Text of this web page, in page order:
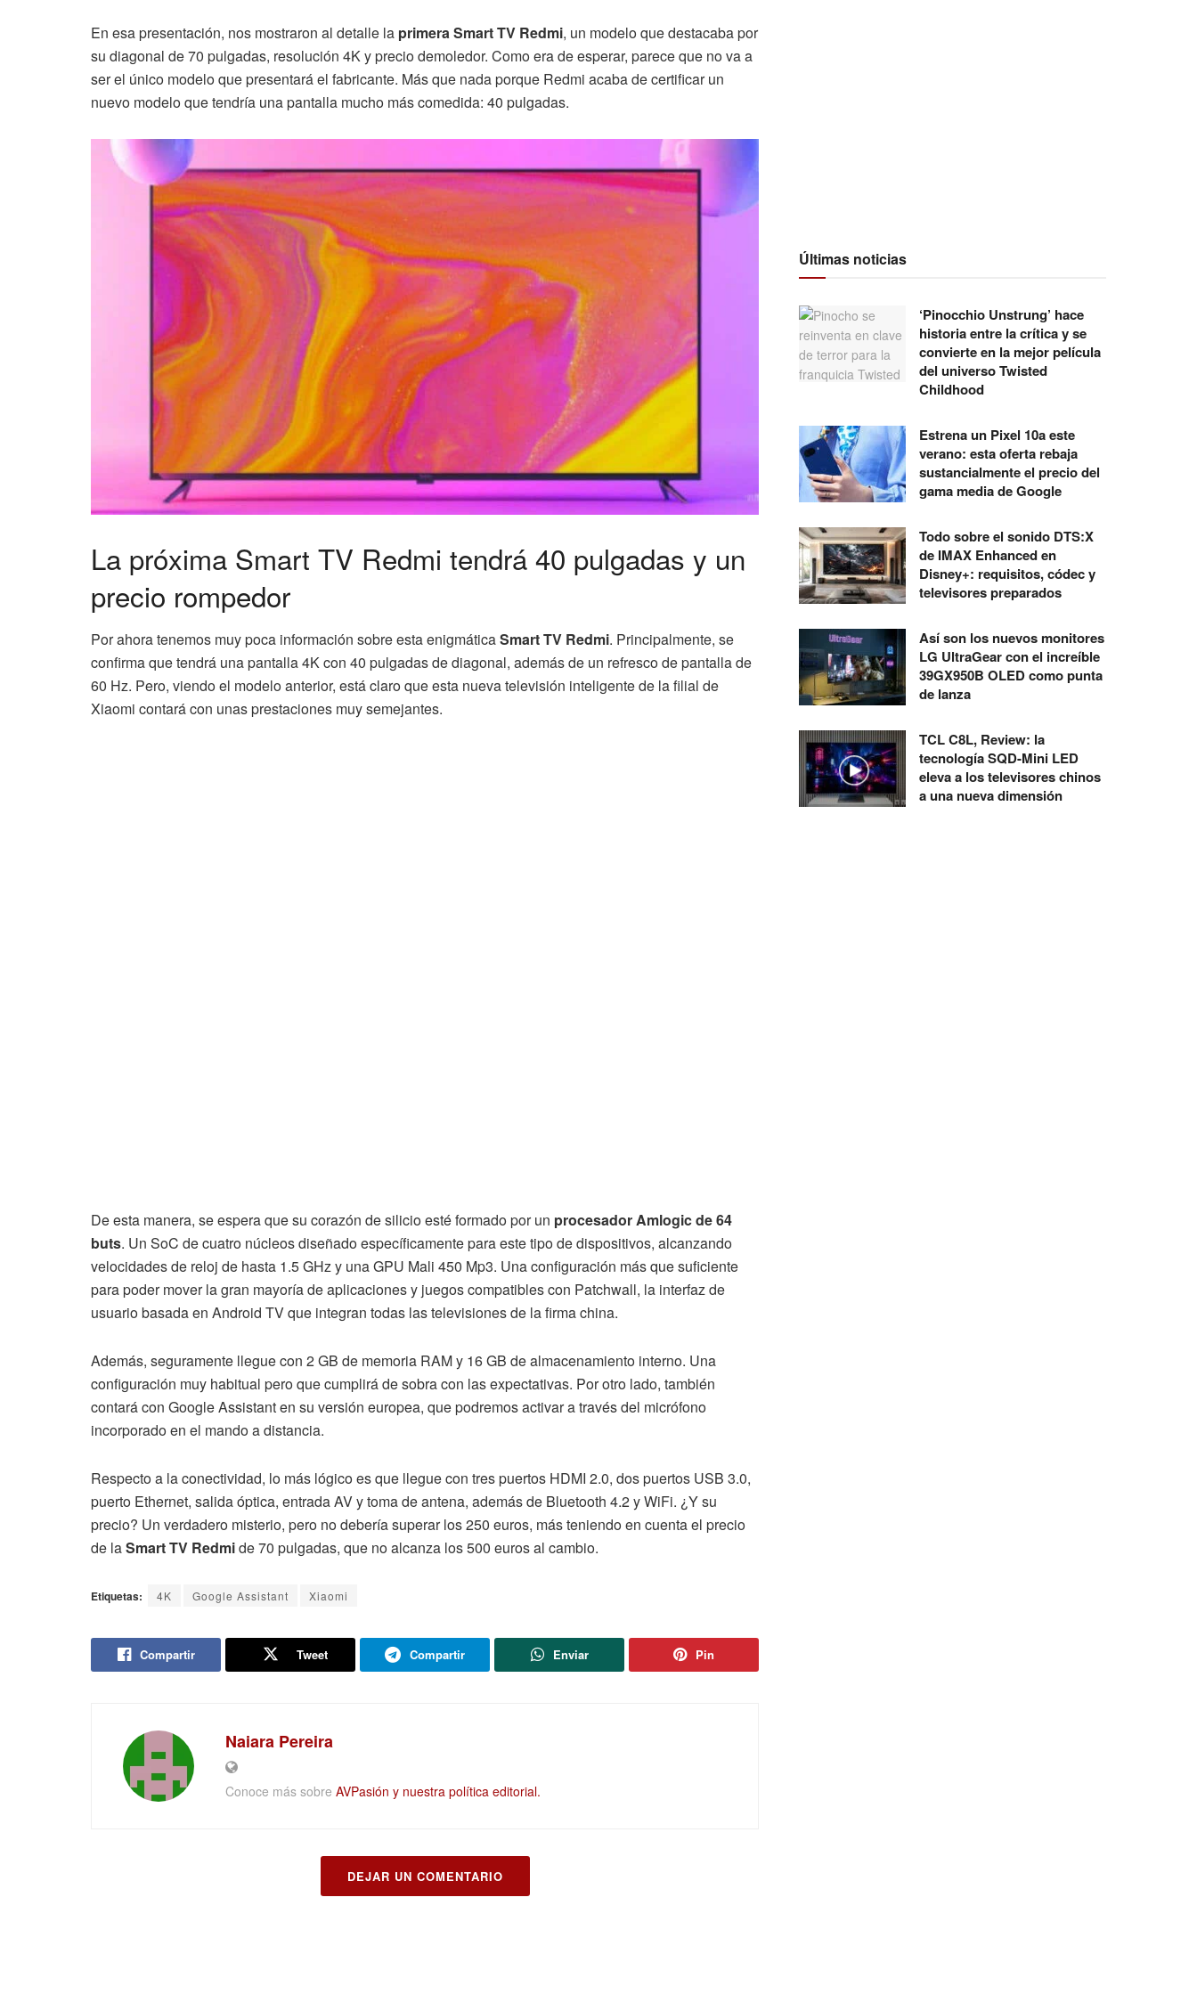
En esa presentación, nos mostraron al detalle la primera Smart TV Redmi, un modelo que destacaba por
su diagonal de 70 pulgadas, resolución 4K y precio demoledor. Como era de esperar, parece que no va a
ser el único modelo que presentará el fabricante. Más que nada porque Redmi acaba de certificar un
nuevo modelo que tendría una pantalla mucho más comedida: 40 pulgadas.
La próxima Smart TV Redmi tendrá 40 pulgadas y un
precio rompedor
Por ahora tenemos muy poca información sobre esta enigmáticaSmart TV Redmi. Principalmente, se
confirma que tendrá una pantalla 4K con 40 pulgadas de diagonal, además de un refresco de pantalla de
60 Hz. Pero, viendo el modelo anterior, está claro que esta nueva televisión inteligente de la filial de
Xiaomi contará con unas prestaciones muy semejantes.
De esta manera, se espera que su corazón de silicio esté formado por un procesador Amlogic de 64
buts. Un SoC de cuatro núcleos diseñado específicamente para este tipo de dispositivos, alcanzando
velocidades de reloj de hasta 1.5 GHz y una GPU Mali 450 Mp3. Una configuración más que suficiente
para poder mover la gran mayoría de aplicaciones y juegos compatibles con Patchwall, la interfaz de
usuario basada en Android TV que integran todas las televisiones de la firma china.
Además, seguramente llegue con 2 GB de memoria RAM y 16 GB de almacenamiento interno. Una
configuración muy habitual pero que cumplirá de sobra con las expectativas. Por otro lado, también
contará con Google Assistant en su versión europea, que podremos activar a través del micrófono
incorporado en el mando a distancia.
Respecto a la conectividad, lo más lógico es que llegue con tres puertos HDMI 2.0, dos puertos USB 3.0,
puerto Ethernet, salida óptica, entrada AV y toma de antena, además de Bluetooth 4.2 y WiFi. ¿Y su
precio? Un verdadero misterio, pero no debería superar los 250 euros, más teniendo en cuenta el precio
de laSmart TV Redmide 70 pulgadas, que no alcanza los 500 euros al cambio.
Etiquetas: 4K Google Assistant Xiaomi
Compartir Tweet Compartir Enviar Pin
Naiara Pereira
Conoce más sobre AVPasión y nuestra política editorial.
DEJAR UN COMENTARIO
Últimas noticias
‘Pinocchio Unstrung’ hace
historia entre la crítica y se
convierte en la mejor película
del universo Twisted
Childhood
Estrena un Pixel 10a este
verano: esta oferta rebaja
sustancialmente el precio del
gama media de Google
Todo sobre el sonido DTS:X
de IMAX Enhanced en
Disney+: requisitos, códec y
televisores preparados
Así son los nuevos monitores
LG UltraGear con el increíble
39GX950B OLED como punta
de lanza
TCL C8L, Review: la
tecnología SQD-Mini LED
eleva a los televisores chinos
a una nueva dimensión